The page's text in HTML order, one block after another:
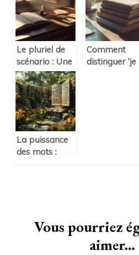
Le pluriel de
scénario : Une
confusion
grammaticale
qui persiste
dans la langue
française
Comment
distinguer ‘je
La puissance
des mots :
Vous pourriez
aimer...